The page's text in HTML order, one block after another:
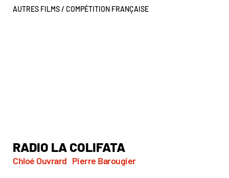
AUTRES FILMS / COMPÉTITION FRANÇAISE
RADIO LA COLIFATA
Chloé Ouvrard Pierre Barougier